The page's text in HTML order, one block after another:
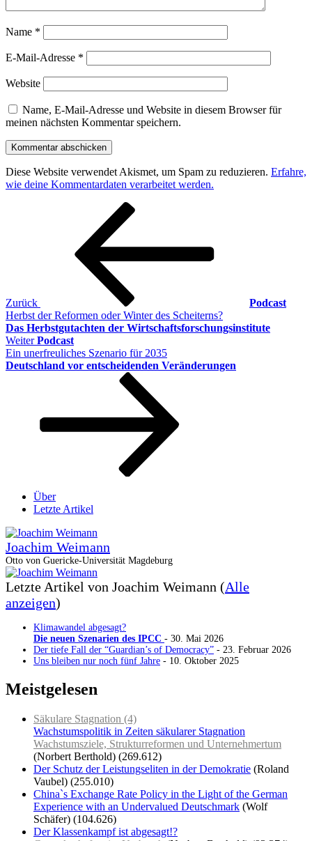
Name *
E-Mail-Adresse *
Website
Name, E-Mail-Adresse und Website in diesem Browser für
meinen nächsten Kommentar speichern.
Diese Website verwendet Akismet, um Spam zu reduzieren. Erfahre,
wie deine Kommentardaten verarbeitet werden.
Beitragsnavigation
Zurück
Podcast
Herbst der Reformen oder Winter des Scheiterns?
Das Herbstgutachten der Wirtschaftsforschungsinstitute
Nächster
Beitrag
Weiter Podcast
Ein unerfreuliches Szenario für 2035
Deutschland vor entscheidenden Veränderungen
Über
Letzte Artikel
Joachim Weimann
Otto von Guericke-Universität Magdeburg
Letzte Artikel von Joachim Weimann (Alle
anzeigen)
Klimawandel abgesagt?
Die neuen Szenarien des IPCC - 30. Mai 2026
Der tiefe Fall der “Guardian’s of Democracy” - 23. Februar 2026
Uns bleiben nur noch fünf Jahre - 10. Oktober 2025
Meistgelesen
Säkulare Stagnation (4)
Wachstumspolitik in Zeiten säkularer Stagnation
Wachstumsziele, Strukturreformen und Unternehmertum
(Norbert Berthold) (269.612)
Der Schutz der Leistungseliten in der Demokratie (Roland
Vaubel) (255.010)
China`s Exchange Rate Policy in the Light of the German
Experience with an Undervalued Deutschmark (Wolf
Schäfer) (104.626)
Der Klassenkampf ist abgesagt!?